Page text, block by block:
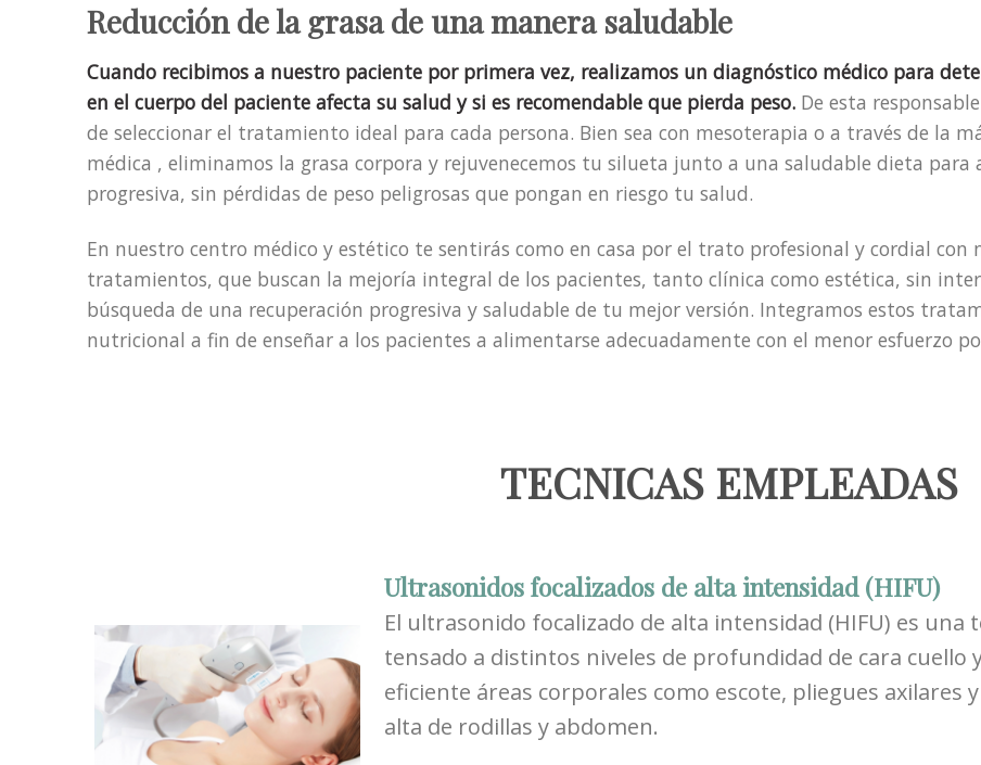
Reducción de la grasa de una manera saludable
Cuando recibimos a nuestro paciente por primera vez, realizamos un diagnóstico médico para
en el cuerpo del paciente afecta su salud y si es recomendable que pierda peso. De esta
de seleccionar el tratamiento ideal para cada persona. Bien sea con mesoterapia o a través de la
médica , eliminamos la grasa corpora y rejuvenecemos tu silueta junto a una saludable dieta para
progresiva, sin pérdidas de peso peligrosas que pongan en riesgo tu salud.
En nuestro centro médico y estético te sentirás como en casa por el trato profesional y cordial con
tratamientos, que buscan la mejoría integral de los pacientes, tanto clínica como estética, sin
búsqueda de una recuperación progresiva y saludable de tu mejor versión. Integramos estos
nutricional a fin de enseñar a los pacientes a alimentarse adecuadamente con el menor esfuerzo
TECNICAS EMPLEADAS
Ultrasonidos focalizados de alta intensidad (HIFU)
El ultrasonido focalizado de alta intensidad (HIFU) es
tensado a distintos niveles de profundidad de cara cuello
eficiente áreas corporales como escote, pliegues axilares
alta de rodillas y abdomen.